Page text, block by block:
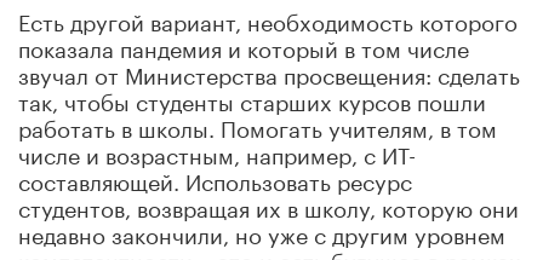
Есть другой вариант, необходимость которого
показала пандемия и который в том числе
звучал от Министерства просвещения: сделать
так, чтобы студенты старших курсов пошли
работать в школы. Помогать учителям, в том
числе и возрастным, например, с ИТ-
составляющей. Использовать ресурс
студентов, возвращая их в школу, которую они
недавно закончили, но уже с другим уровнем